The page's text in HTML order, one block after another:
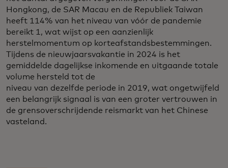
Hongkong, de SAR Macau en de Republiek Taiwan
heeft 114% van het niveau van vóór de pandemie
bereikt 1, wat wijst op een aanzienlijk
herstelmomentum op korteafstandsbestemmingen.
Tijdens de nieuwjaarsvakantie in 2024 is het
gemiddelde dagelijkse inkomende en uitgaande totale
volume hersteld tot de
niveau van dezelfde periode in 2019, wat ongetwijfeld
een belangrijk signaal is van een groter vertrouwen in
de grensoverschrijdende reismarkt van het Chinese
vasteland.